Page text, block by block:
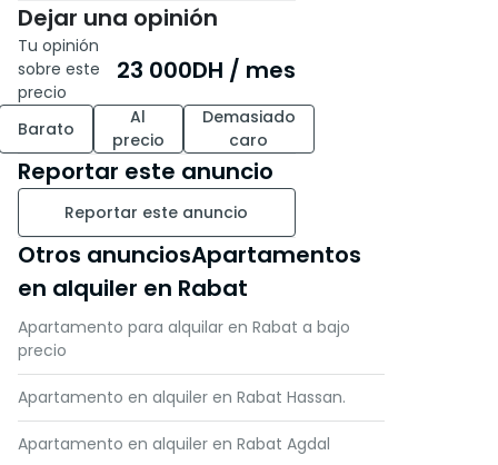
Dejar una opinión
Tu opinión
sobre este
precio
23 000DH / mes
Barato
Al
precio
Demasiado
caro
Reportar este anuncio
Reportar este anuncio
Otros anunciosApartamentos
en alquiler en Rabat
Apartamento para alquilar en Rabat a bajo
precio
Apartamento en alquiler en Rabat Hassan.
Apartamento en alquiler en Rabat Agdal